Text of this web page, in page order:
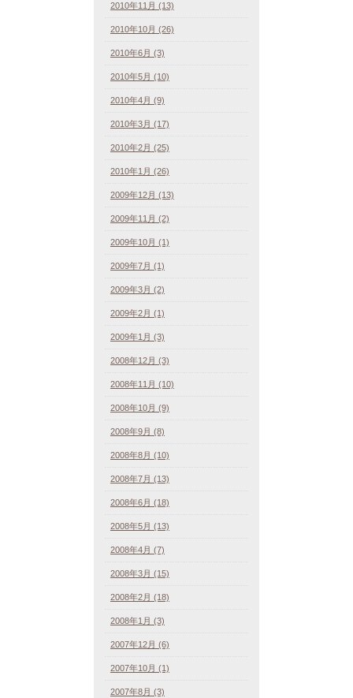
2010年11月 (13)
2010年10月 (26)
2010年6月 (3)
2010年5月 (10)
2010年4月 (9)
2010年3月 (17)
2010年2月 (25)
2010年1月 (26)
2009年12月 (13)
2009年11月 (2)
2009年10月 (1)
2009年7月 (1)
2009年3月 (2)
2009年2月 (1)
2009年1月 (3)
2008年12月 (3)
2008年11月 (10)
2008年10月 (9)
2008年9月 (8)
2008年8月 (10)
2008年7月 (13)
2008年6月 (18)
2008年5月 (13)
2008年4月 (7)
2008年3月 (15)
2008年2月 (18)
2008年1月 (3)
2007年12月 (6)
2007年10月 (1)
2007年8月 (3)